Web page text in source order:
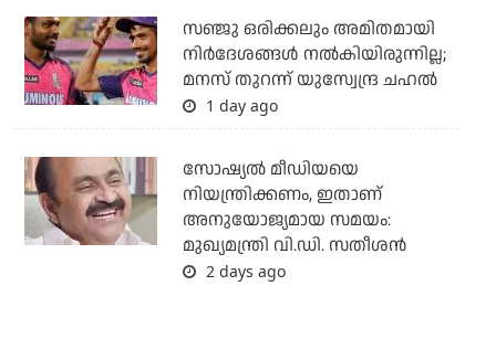
സഞ്ജു ഒരിക്കലും അമിതമായി
നിര്‍ദേശങ്ങള്‍ നല്‍കിയിരുന്നില്ല;
മനസ് തുറന്ന് യുസ്വേന്ദ്ര ചഹല്‍
1 day ago
സോഷ്യല്‍ മീഡിയയെ
നിയന്ത്രിക്കണം, ഇതാണ്
അനുയോജ്യമായ സമയം:
മുഖ്യമന്ത്രി വി.ഡി. സതീശന്‍
2 days ago